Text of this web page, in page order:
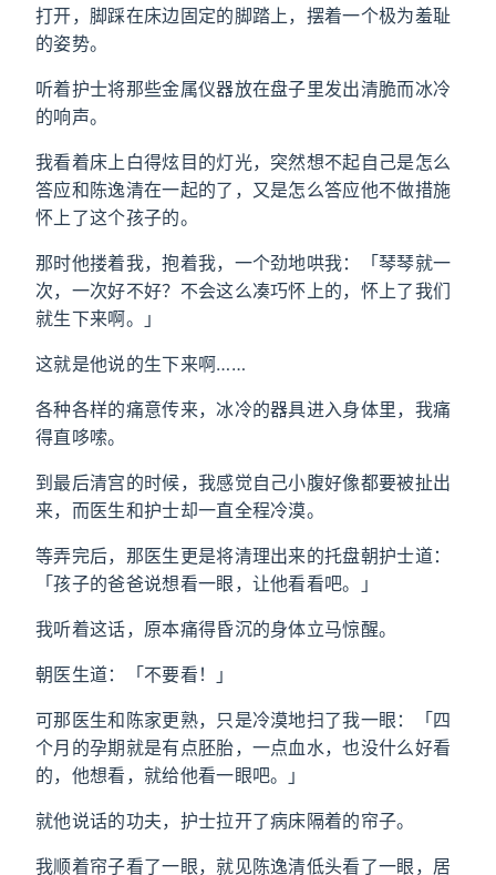
打开，脚踩在床边固定的脚踏上，摆着一个极为羞耻
的姿势。
听着护士将那些金属仪器放在盘子里发出清脆而冰冷
的响声。
我看着床上白得炫目的灯光，突然想不起自己是怎么
答应和陈逸清在一起的了，又是怎么答应他不做措施
怀上了这个孩子的。
那时他搂着我，抱着我，一个劲地哄我：「琴琴就一
次，一次好不好？不会这么凑巧怀上的，怀上了我们
就生下来啊。」
这就是他说的生下来啊……
各种各样的痛意传来，冰冷的器具进入身体里，我痛
得直哆嗦。
到最后清宫的时候，我感觉自己小腹好像都要被扯出
来，而医生和护士却一直全程冷漠。
等弄完后，那医生更是将清理出来的托盘朝护士道：
「孩子的爸爸说想看一眼，让他看看吧。」
我听着这话，原本痛得昏沉的身体立马惊醒。
朝医生道：「不要看！」
可那医生和陈家更熟，只是冷漠地扫了我一眼：「四
个月的孕期就是有点胚胎，一点血水，也没什么好看
的，他想看，就给他看一眼吧。」
就他说话的功夫，护士拉开了病床隔着的帘子。
我顺着帘子看了一眼，就见陈逸清低头看了一眼，居